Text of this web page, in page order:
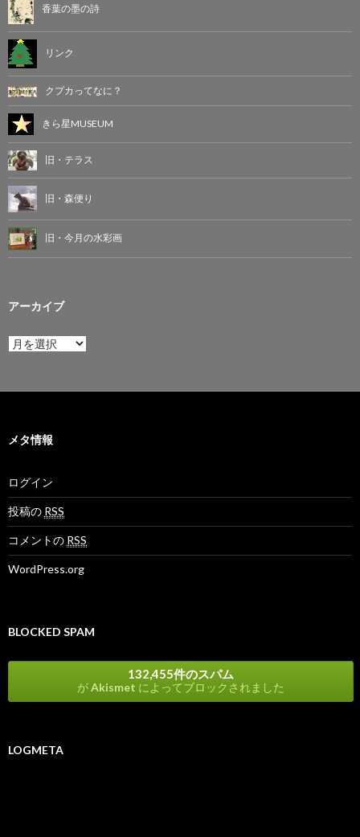
香葉の墨の詩
リンク
クプカってなに？
きら星MUSEUM
旧・テラス
旧・森便り
旧・今月の水彩画
アーカイブ
ア
メタ情報
ログイン
投稿の RSS
コメントの RSS
WordPress.org
BLOCKED SPAM
132,455件のスパム
がAkismet によってブロックされました
LOGMETA